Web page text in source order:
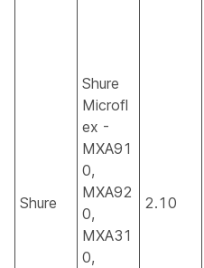
Shure
Shure
Microfl
ex -
MXA91
0,
MXA92
0,
MXA31
0,
2.10